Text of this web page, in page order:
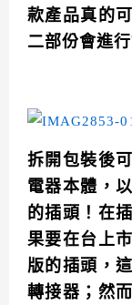
款產品真的
二部份會進
拆開包裝後
電器本體，
的插頭！在
果要在台上
版的插頭，
轉接器；然